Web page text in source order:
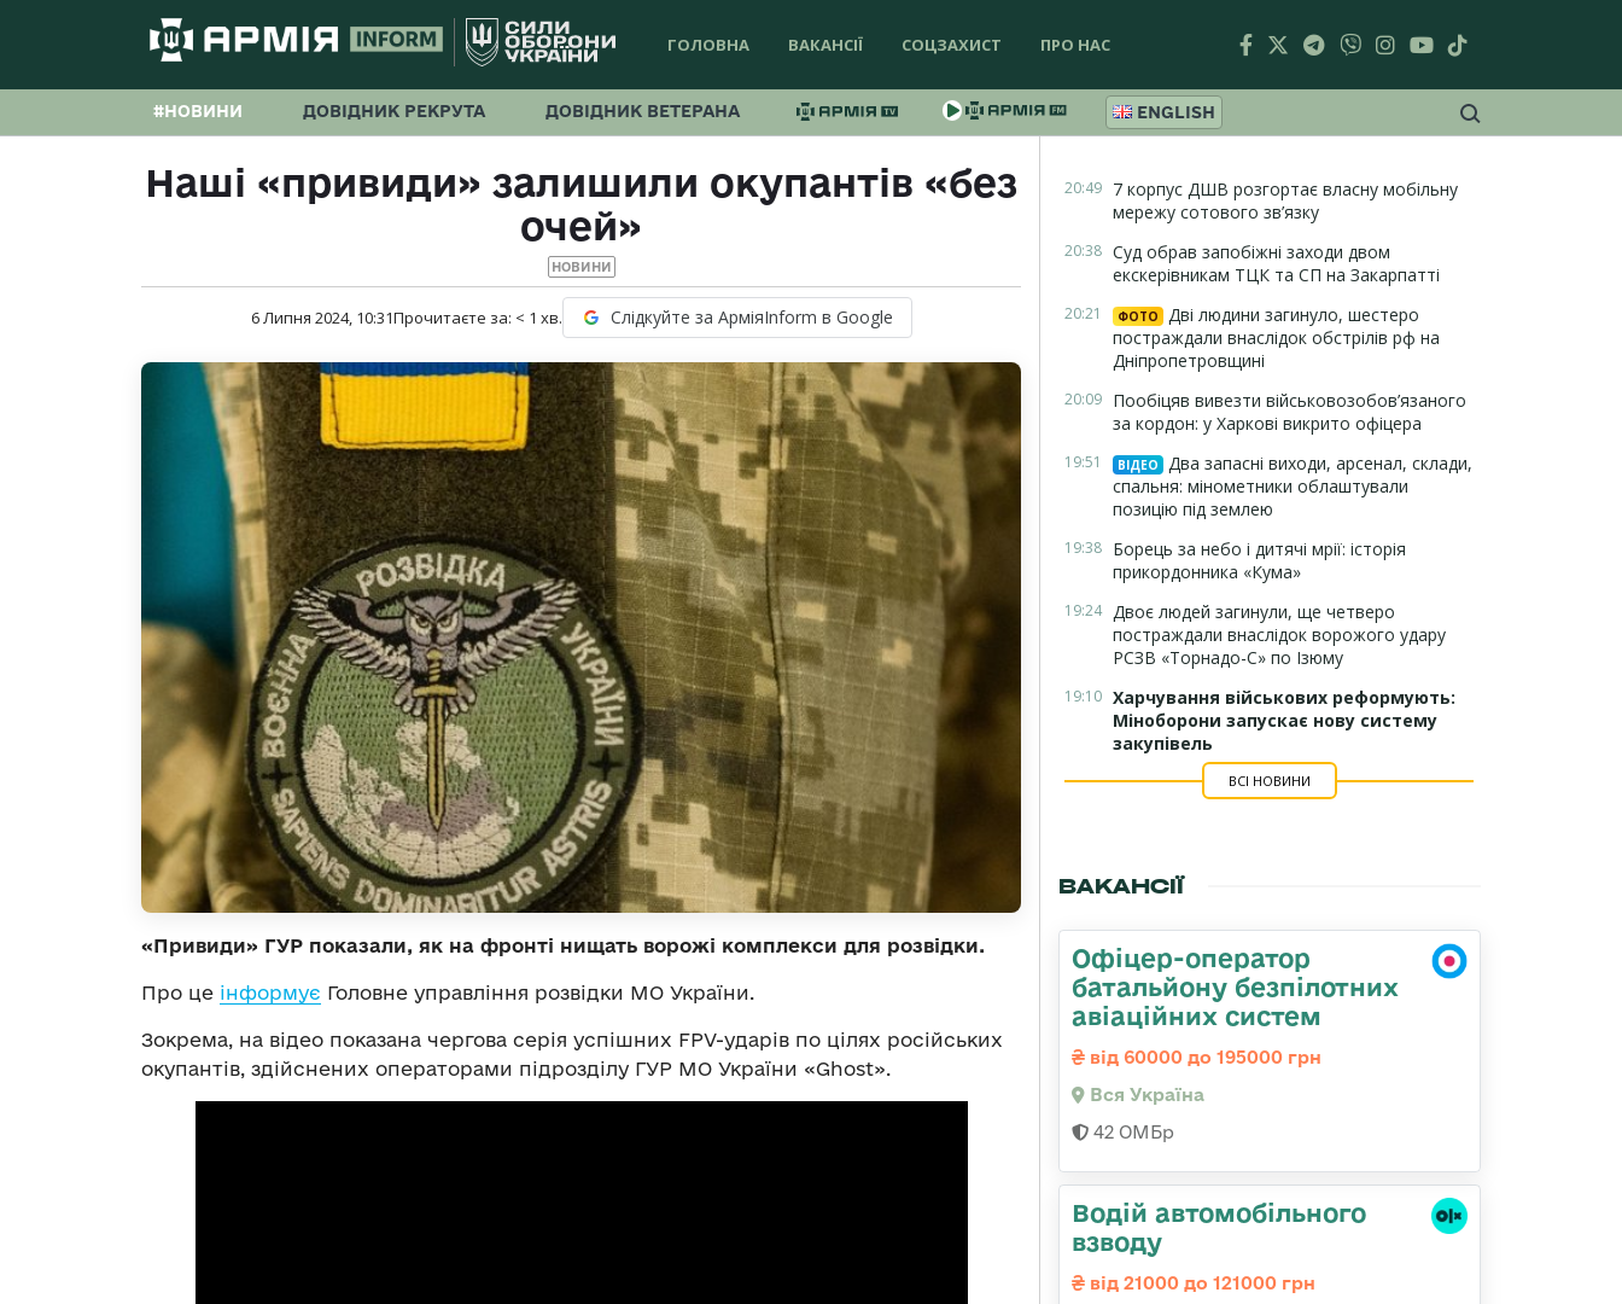
ГОЛОВНА ВАКАНСІЇ СОЦЗАХИСТ ПРО НАС
#НОВИНИ ДОВІДНИК РЕКРУТА ДОВІДНИК ВЕТЕРАНА ENGLISH
Наші «привиди» залишили окупантів «без
очей»
НОВИНИ
6 Липня 2024, 10:31Прочитаєте за: < 1 хв. Слідкуйте за АрміяInform в Google
«Привиди» ГУР показали, як на фронті нищать ворожі комплекси для розвідки.
Про це інформує Головне управління розвідки МО України.
Зокрема, на відео показана чергова серія успішних FPV-ударів по цілях російських
окупантів, здійснених операторами підрозділу ГУР МО України «Ghost».
20:49 7 корпус ДШВ розгортає власну мобільну
мережу сотового зв’язку
20:38 Суд обрав запобіжні заходи двом
екскерівникам ТЦК та СП на Закарпатті
20:21 ФОТО
Дві людини загинуло, шестеро
постраждали внаслідок обстрілів рф на
Дніпропетровщині
20:09 Пообіцяв вивезти військовозобов’язаного
за кордон: у Харкові викрито офіцера
19:51 ВІДЕО
Два запасні виходи, арсенал, склади,
спальня: мінометники облаштували
позицію під землею
19:38 Борець за небо і дитячі мрії: історія
прикордонника «Кума»
19:24 Двоє людей загинули, ще четверо
постраждали внаслідок ворожого удару
РСЗВ «Торнадо-С» по Ізюму
19:10 Харчування військових реформують:
Міноборони запускає нову систему
закупівель
ВСІ НОВИНИ
ВАКАНСІЇ
Офіцер-оператор
батальйону безпілотних
авіаційних систем
від 60000 до 195000 грн
Вся Україна
42 ОМБр
Водій автомобільного
взводу
від 21000 до 121000 грн